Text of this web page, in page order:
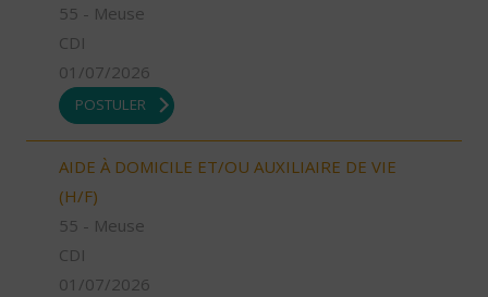
55 - Meuse
CDI
01/07/2026
POSTULER
AIDE À DOMICILE ET/OU AUXILIAIRE DE VIE
(H/F)
55 - Meuse
CDI
01/07/2026